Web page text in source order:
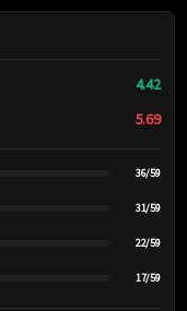
4.42
5.69
36/59
31/59
22/59
17/59